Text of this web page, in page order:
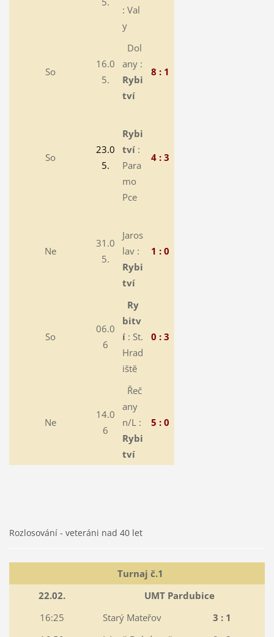
: Val
y
So
16.0
5.
Dol
any :
Rybi
tví
8 : 1
So
23.0
5.
Rybi
tví:
Para
mo
Pce
4 : 3
Ne
31.0
5.
Jaros
lav :
Rybi
tví
1 : 0
So
06.0
6
Ry
bitv
í: St.
Hrad
iště
0 : 3
Ne
14.0
6
Řeč
any
n/L :
Rybi
tví
5 : 0
Rozlosování - veteráni nad 40 let
Turnaj č.1
22.02.
UMT Pardubice
16:25
Starý Mateřov
3 : 1